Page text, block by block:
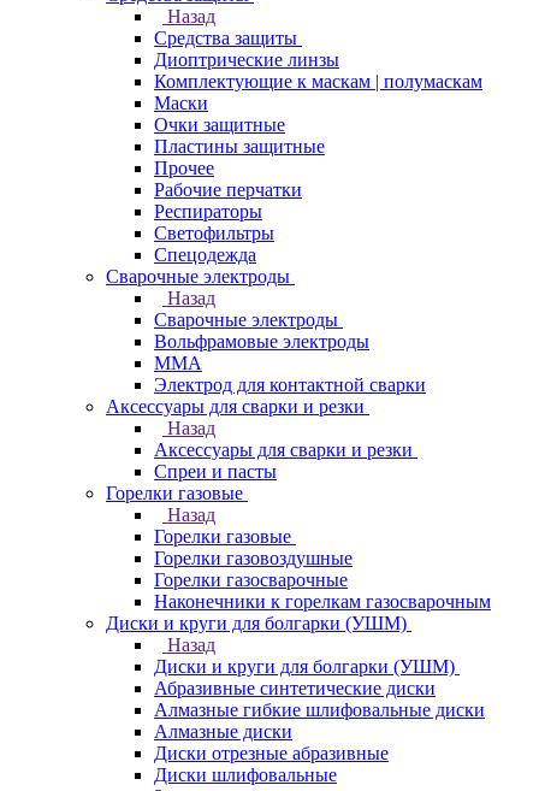
Назад
Средства защиты
Диоптрические линзы
Комплектующие к маскам | полумаскам
Маски
Очки защитные
Пластины защитные
Прочее
Рабочие перчатки
Респираторы
Светофильтры
Спецодежда
Сварочные электроды
Назад
Сварочные электроды
Вольфрамовые электроды
ММА
Электрод для контактной сварки
Аксессуары для сварки и резки
Назад
Аксессуары для сварки и резки
Спреи и пасты
Горелки газовые
Назад
Горелки газовые
Горелки газовоздушные
Горелки газосварочные
Наконечники к горелкам газосварочным
Диски и круги для болгарки (УШМ)
Назад
Диски и круги для болгарки (УШМ)
Абразивные синтетические диски
Алмазные гибкие шлифовальные диски
Алмазные диски
Диски отрезные абразивные
Диски шлифовальные